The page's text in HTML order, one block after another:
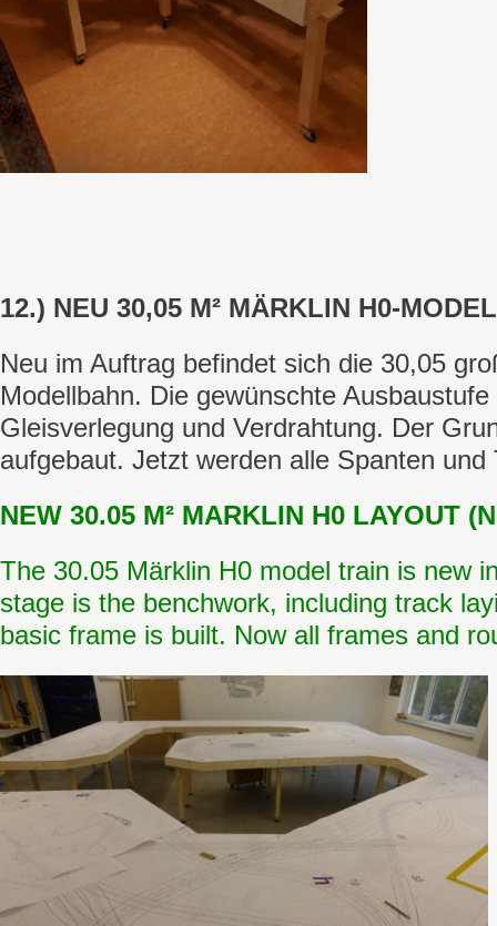
12.) NEU 30,05 M² MÄRKLIN H0-
Neu im Auftrag befindet sich die 30,05
Modellbahn. Die gewünschte
Gleisverlegung und Verdrahtung. Der
aufgebaut. Jetzt werden alle Spanten und
NEW 30.05 M² MARKLIN H0 LAYOUT
The 30.05 Märklin H0 model train is new
stage is the benchwork, including track
basic frame is built. Now all frames and